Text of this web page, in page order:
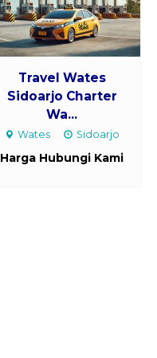
Travel Wates
Sidoarjo Charter
Wa...
Wates Sidoarjo
Harga Hubungi Kami